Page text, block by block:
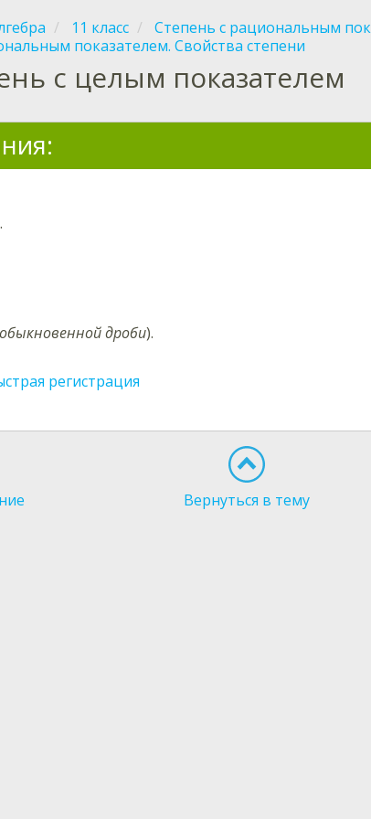
11 класс Степень с рациональным
показателем. Свойства степени
с целым показателем
.
дроби).
регистрация
Вернуться в тему